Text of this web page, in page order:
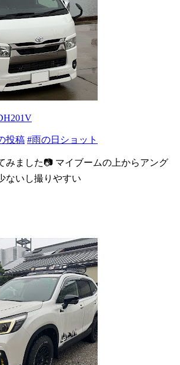
投稿 #雨の日ショット
みました📷 マイブームの上からアング
ないし撮りやすい